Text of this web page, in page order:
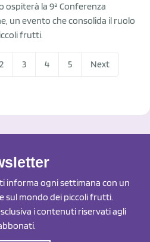
ospiterà la 9ª Conferenza
un evento che consolida il ruolo
frutti.
2 3 4 5 Next
informa ogni settimana con un
sul mondo dei piccoli frutti.
i contenuti riservati agli